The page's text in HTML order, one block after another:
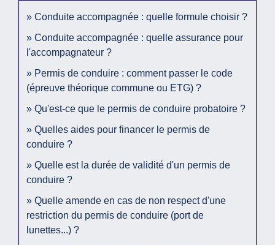
Conduite accompagnée : quelle formule choisir ?
Conduite accompagnée : quelle assurance pour
l'accompagnateur ?
Permis de conduire : comment passer le code
(épreuve théorique commune ou ETG) ?
Qu'est-ce que le permis de conduire probatoire ?
Quelles aides pour financer le permis de
conduire ?
Quelle est la durée de validité d'un permis de
conduire ?
Quelle amende en cas de non respect d'une
restriction du permis de conduire (port de
lunettes...) ?